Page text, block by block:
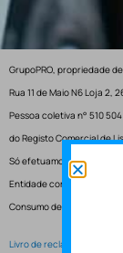
GrupoPRO, propriedade
Rua 11 de Maio N6 Loja 2,
Pessoa coletiva n° 510
do Registo Comercial de
Só efetuamos entregas em
Entidade competente
Consumo de Lisboa.
Livro de reclamações